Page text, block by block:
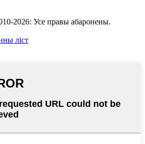
2026: Усе правы абаронены.
ліст